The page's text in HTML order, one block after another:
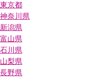
東京都
神奈川県
新潟県
富山県
石川県
山梨県
長野県